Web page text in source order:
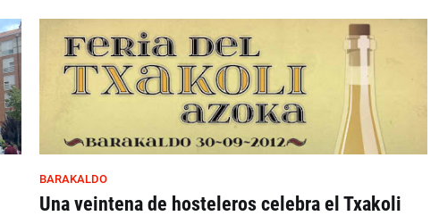
BARAKALDO
Una veintena de hosteleros celebra el Txakoli